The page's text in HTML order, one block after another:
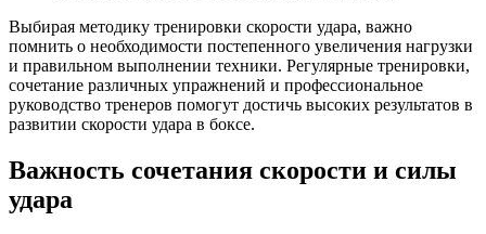
Выбирая методику тренировки скорости удара, важно
помнить о необходимости постепенного увеличения нагрузки
и правильном выполнении техники. Регулярные тренировки,
сочетание различных упражнений и профессиональное
руководство тренеров помогут достичь высоких результатов в
развитии скорости удара в боксе.
Важность сочетания скорости и силы
удара